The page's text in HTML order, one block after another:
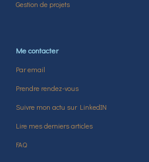
Gestion de projets
Me contacter
Par email
Prendre rendez-vous
Suivre mon actu sur LinkedIN
Lire mes derniers articles
FAQ